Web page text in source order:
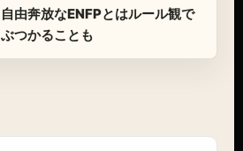
自由奔放なENFPとはルール観で
ぶつかることも